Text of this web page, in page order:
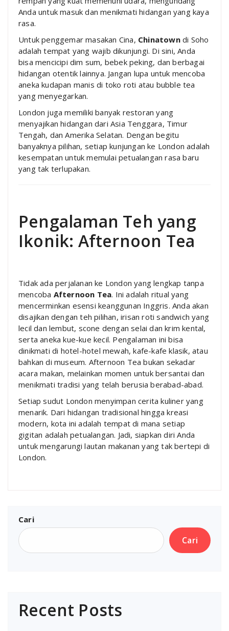
Anda untuk masuk dan menikmati hidangan yang kaya
rasa.
Untuk penggemar masakan Cina, Chinatowndi Soho
adalah tempat yang wajib dikunjungi. Di sini, Anda
bisa mencicipi dim sum, bebek peking, dan berbagai
hidangan otentik lainnya. Jangan lupa untuk mencoba
aneka kudapan manis di toko roti atau bubble tea
yang menyegarkan.
London juga memiliki banyak restoran yang
menyajikan hidangan dari Asia Tenggara, Timur
Tengah, dan Amerika Selatan. Dengan begitu
banyaknya pilihan, setiap kunjungan ke London adalah
kesempatan untuk memulai petualangan rasa baru
yang tak terlupakan.
Pengalaman Teh yang
Ikonik: Afternoon Tea
Tidak ada perjalanan ke London yang lengkap tanpa
mencoba Afternoon Tea. Ini adalah ritual yang
mencerminkan esensi keanggunan Inggris. Anda akan
disajikan dengan teh pilihan, irisan roti sandwich yang
lecil dan lembut, scone dengan selai dan krim kental,
serta aneka kue-kue kecil. Pengalaman ini bisa
dinikmati di hotel-hotel mewah, kafe-kafe klasik, atau
bahkan di museum. Afternoon Tea bukan sekadar
acara makan, melainkan momen untuk bersantai dan
menikmati tradisi yang telah berusia berabad-abad.
Setiap sudut London menyimpan cerita kuliner yang
menarik. Dari hidangan tradisional hingga kreasi
modern, kota ini adalah tempat di mana setiap
gigitan adalah petualangan. Jadi, siapkan diri Anda
untuk mengarungi lautan makanan yang tak bertepi di
London.
Cari
Cari
Recent Posts